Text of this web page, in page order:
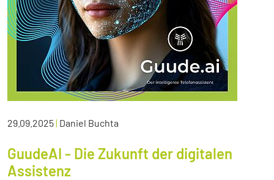
29.09.2025| Daniel Buchta
GuudeAI - Die Zukunft der digitalen
Assistenz